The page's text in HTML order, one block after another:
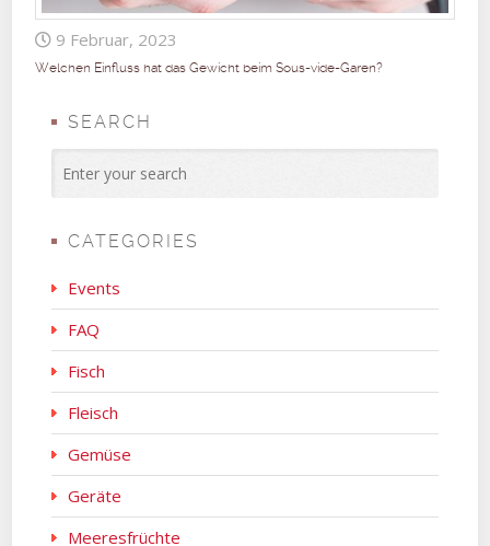
9 Februar, 2023
Welchen Einfluss hat das Gewicht beim Sous-vide-Garen?
SEARCH
CATEGORIES
Events
FAQ
Fisch
Fleisch
Gemüse
Geräte
Meeresfrüchte